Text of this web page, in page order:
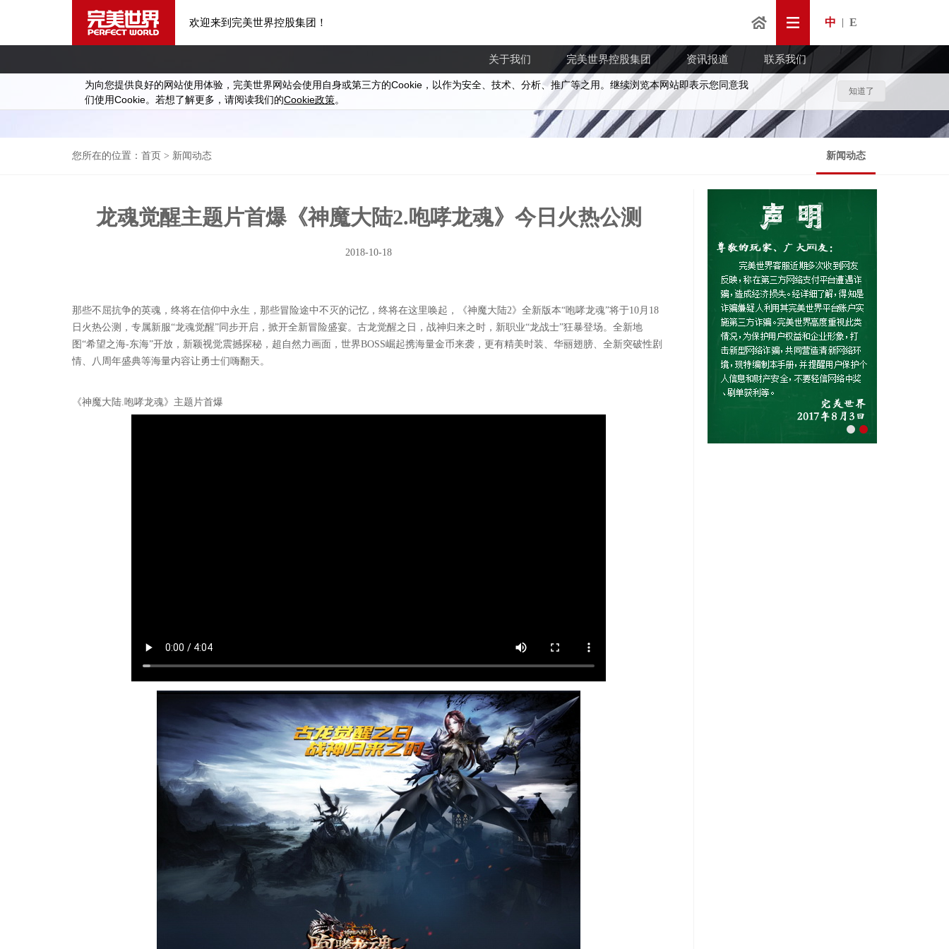
为向您提供良好的网站使用体验，完美世界网站会使用自身或第三方的Cookie ，以作为安全、技术、分析、推广等之用。继续浏览本网站即表示您同意我
们使用Cookie。若想了解更多，请阅读我们的Cookie政策。
知道了
欢迎来到完美世界控股集团！ 中 E
关于我们 完美世界控股集团 资讯报道 联系我们
您所在的位置： 首页 > 新闻动态 新闻动态
龙魂觉醒主题片首爆《神魔大陆2.咆哮龙魂》今日火热公测
2018-10-18
那些不屈抗争的英魂，终将在信仰中永生，那些冒险途中不灭的记忆，终将在这里唤起，《神魔大陆2》全新版本“咆哮龙魂”将于10月18
日火热公测，专属新服“龙魂觉醒”同步开启，掀开全新冒险盛宴。古龙觉醒之日，战神归来之时，新职业“龙战士”狂暴登场。全新地
图“希望之海-东海”开放，新颖视觉震撼探秘，超自然力画面，世界BOSS崛起携海量金币来袭，更有精美时装、华丽翅膀、全新突破性剧
情、八周年盛典等海量内容让勇士们嗨翻天。
《神魔大陆.咆哮龙魂》主题片首爆